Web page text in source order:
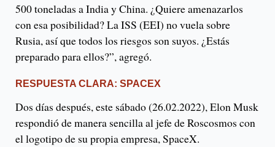
500 toneladas a India y China. ¿Quiere amenazarlos
con esa posibilidad? La ISS (EEI) no vuela sobre
Rusia, así que todos los riesgos son suyos. ¿Estás
preparado para ellos?”, agregó.
RESPUESTA CLARA: SPACEX
Dos días después, este sábado (26.02.2022), Elon Musk
respondió de manera sencilla al jefe de Roscosmos con
el logotipo de su propia empresa, SpaceX.